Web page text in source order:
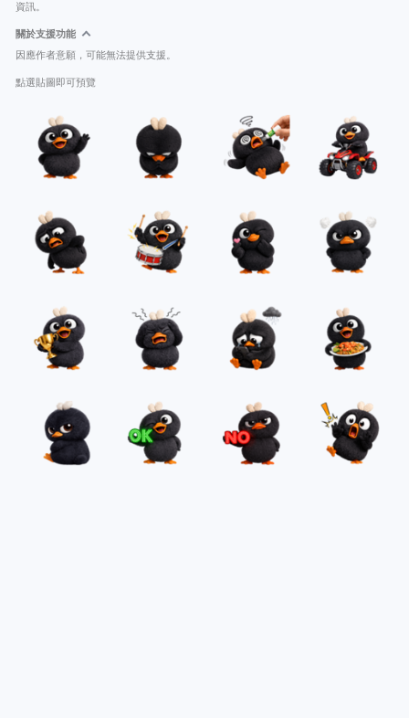
資訊。
關於支援功能
因應作者意願，可能無法提供支援。
點選貼圖即可預覽